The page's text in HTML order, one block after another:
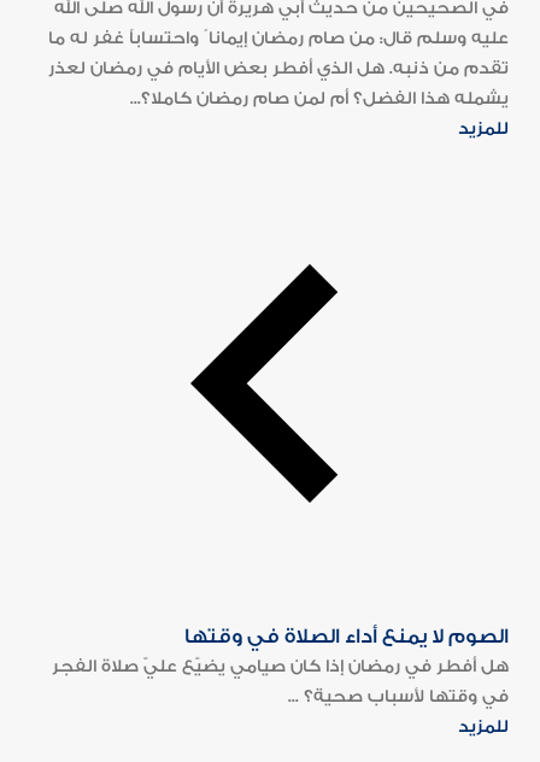
في الصحيحين من حديث أبي هريرة أن رسول الله صلى الله
عليه وسلم قال: من صام رمضان إيمانا ً واحتساباً غفر له ما
تقدم من ذنبه. هل الذي أفطر بعض الأيام في رمضان لعذر
يشمله هذا الفضل؟ أم لمن صام رمضان كاملا؟...
للمزيد
الصوم لا يمنع أداء الصلاة في وقتها
هل أفطر في رمضان إذا كان صيامي يضيّع عليّ صلاة الفجر
في وقتها لأسباب صحية؟ ...
للمزيد